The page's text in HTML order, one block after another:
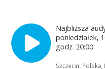
Najbliższa
poniedziałek,
godz. 20:00
Szczecin, Polska,